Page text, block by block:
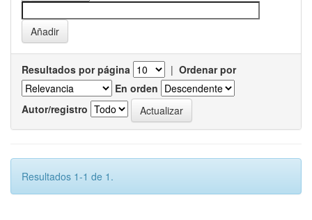
Resultados por página | Ordenar por
En orden
Autor/registro
Resultados 1-1 de 1.